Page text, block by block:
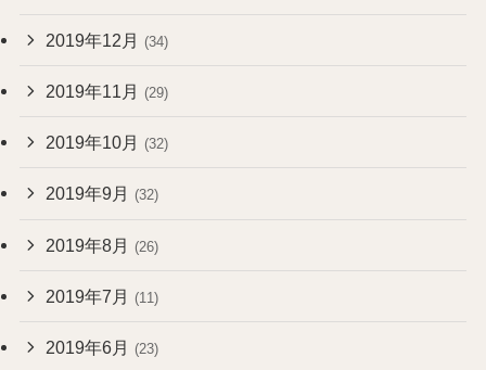
2019年12月 (34)
2019年11月 (29)
2019年10月 (32)
2019年9月 (32)
2019年8月 (26)
2019年7月 (11)
2019年6月 (23)